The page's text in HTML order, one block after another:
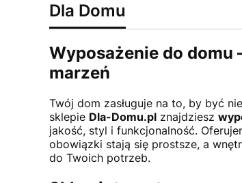
Dla Domu
Wyposażenie do domu
marzeń
Twój dom zasługuje na to, by być
sklepie Dla-Domu.pl znajdziesz
jakość, styl i funkcjonalność.
obowiązki stają się prostsze, a
do Twoich potrzeb.